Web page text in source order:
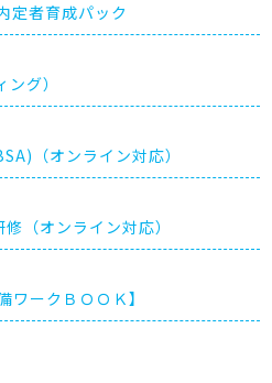
者育成パック
グ）
（オンライン対応）
（オンライン対応）
ークＢＯＯＫ】